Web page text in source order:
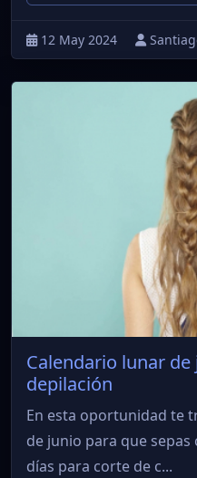
12 May 2024
Calendario lunar
depilación
En esta oportunidad te
de junio para que
días para corte de c...